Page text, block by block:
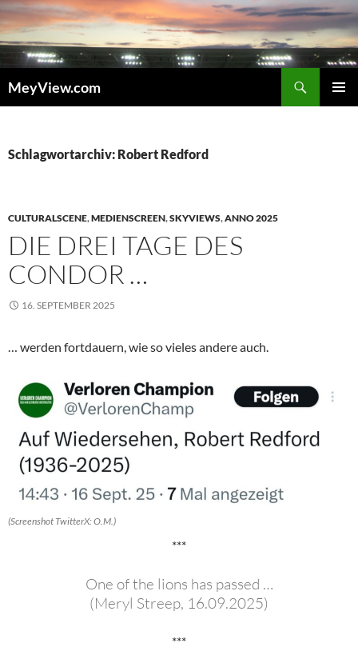
Zum
Inhalt
springen
MeyView.com
Schlagwortarchiv: Robert Redford
CULTURALSCENE,MEDIENSCREEN,SKYVIEWS,ANNO 2025
DIE DREI TAGE DES
CONDOR …
16. SEPTEMBER 2025
… werden fortdauern, wie so vieles andere auch.
(Screenshot TwitterX: O.M.)
***
One of the lions has passed …
(Meryl Streep, 16.09.2025)
***